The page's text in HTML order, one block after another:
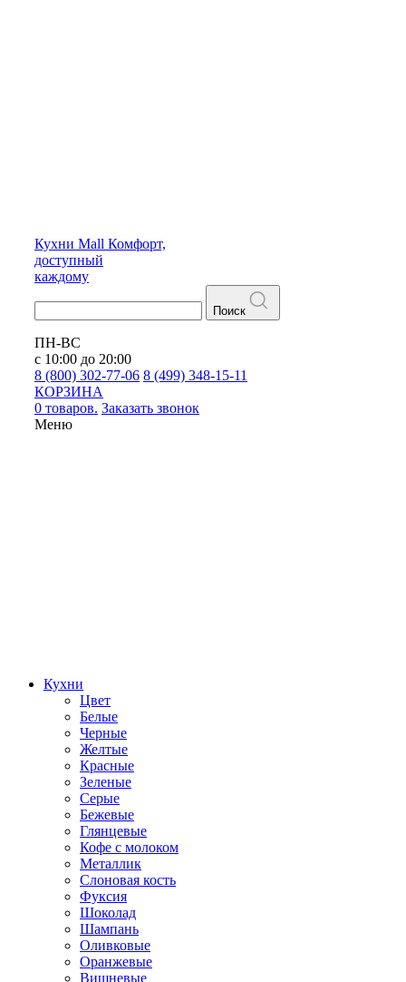
Кухни Mall Комфорт,
доступный
каждому
Поиск
ПН-ВС
с 10:00 до 20:00
8 (800) 302-77-06 8 (499) 348-15-11
КОРЗИНА
0 товаров. Заказать звонок
Меню
Кухни
Цвет
Белые
Черные
Желтые
Красные
Зеленые
Серые
Бежевые
Глянцевые
Кофе с молоком
Металлик
Слоновая кость
Фуксия
Шоколад
Шампань
Оливковые
Оранжевые
Вишневые